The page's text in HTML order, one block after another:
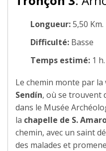
Longueur:5,50 Km.
Difficulté: Basse
Temps estimé: 1
Le chemin monte par
Sendín, où se trouvent
dans le Musée
la chapelle de S.
chemin, avec un saint
des malades et